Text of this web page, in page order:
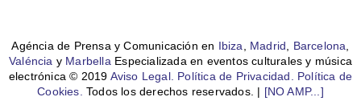
Agéncia de Prensa y Comunicación en Ibiza Madrid Barcelona
Valéncia y Marbella Especializada en eventos culturales y música
electrónica © 2019 Aviso Legal. Política de Privacidad.
Política de
Cookies. Todos los derechos reservados. | [NO AMP...]